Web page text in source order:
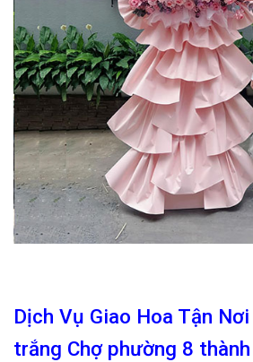
Dịch Vụ Giao Hoa Tận
trắng Chợ phường 8